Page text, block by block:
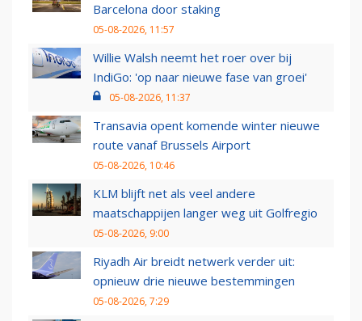
Barcelona door staking
05-08-2026, 11:57
Willie Walsh neemt het roer over bij
IndiGo: 'op naar nieuwe fase van groei'
05-08-2026, 11:37
Transavia opent komende winter nieuwe
route vanaf Brussels Airport
05-08-2026, 10:46
KLM blijft net als veel andere
maatschappijen langer weg uit Golfregio
05-08-2026, 9:00
Riyadh Air breidt netwerk verder uit:
opnieuw drie nieuwe bestemmingen
05-08-2026, 7:29